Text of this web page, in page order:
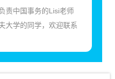
责中国事务的Lisi老师
大学的同学，欢迎联系